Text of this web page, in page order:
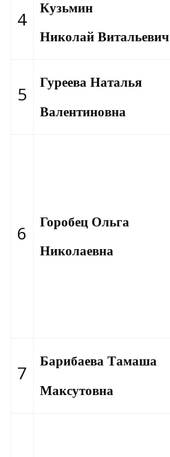
4
Кузьмин
Николай Витальевич
5
Гуреева Наталья
Валентиновна
6
Горобец Ольга
Николаевна
7
Барибаева Тамаша
Максутовна